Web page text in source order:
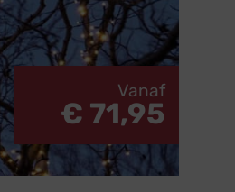
Vanaf
€ 71,95